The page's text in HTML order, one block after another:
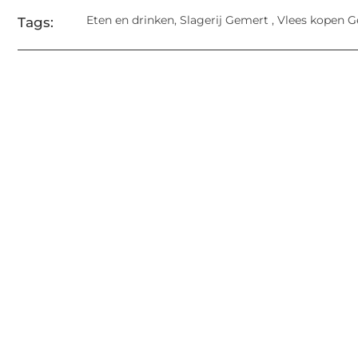
Tags: Eten en drinken, Slagerij Gemert , Vlees kopen